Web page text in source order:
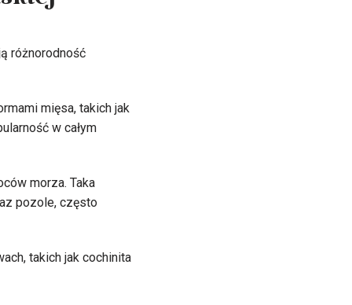
różnorodność
mięsa, takich jak
w całym
morza. Taka
pozole, często
takich jak cochinita